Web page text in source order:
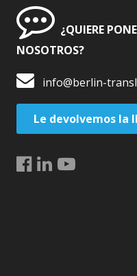
¿QUIERE
NOSOTROS?
info@berlin-
Le devolvemos la